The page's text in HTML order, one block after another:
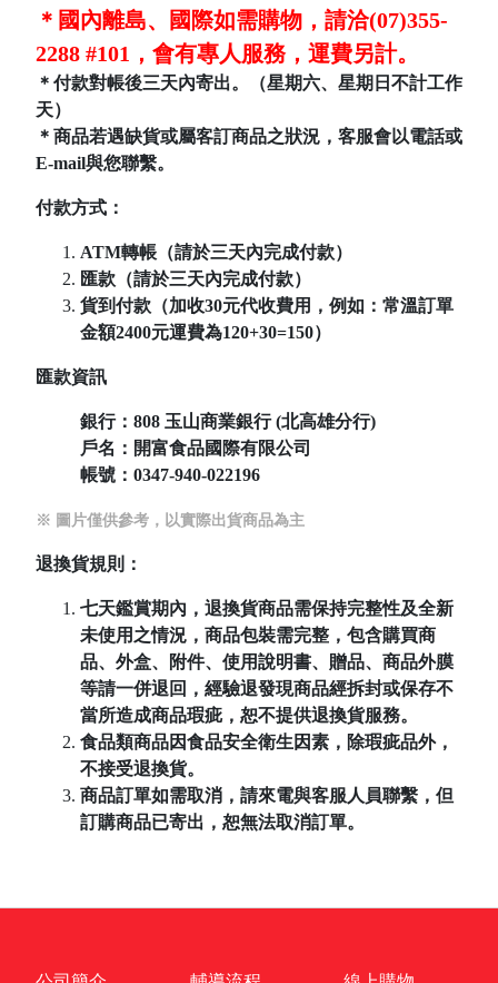
＊國內離島、國際如需購物，請洽(07)355-
2288 #101，會有專人服務，運費另計。
＊付款對帳後三天內寄出。（星期六、星期日不計工作
天）
＊商品若遇缺貨或屬客訂商品之狀況，客服會以電話或
E-mail與您聯繫。
付款方式：
ATM轉帳（請於三天內完成付款）
匯款（請於三天內完成付款）
貨到付款（加收30元代收費用，例如：常溫訂單
金額2400元運費為120+30=150）
匯款資訊
銀行：808 玉山商業銀行 (北高雄分行)
戶名：開富食品國際有限公司
帳號： 0347-940-022196
※ 圖片僅供參考，以實際出貨商品為主
退換貨規則：
七天鑑賞期內，退換貨商品需保持完整性及全新
未使用之情況，商品包裝需完整，包含購買商
品、外盒、附件、使用說明書、贈品、商品外膜
等請一併退回，經驗退發現商品經拆封或保存不
當所造成商品瑕疵，恕不提供退換貨服務。
食品類商品因食品安全衛生因素，除瑕疵品外，
不接受退換貨。
商品訂單如需取消，請來電與客服人員聯繫，但
訂購商品已寄出，恕無法取消訂單。